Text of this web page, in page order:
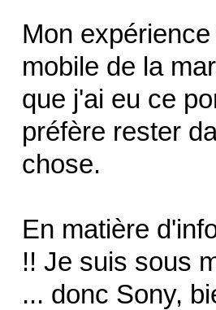
Mon
mobile de la
que j'ai eu ce
préfère rester
chose.
En matière
!! Je suis sous
... donc Sony,